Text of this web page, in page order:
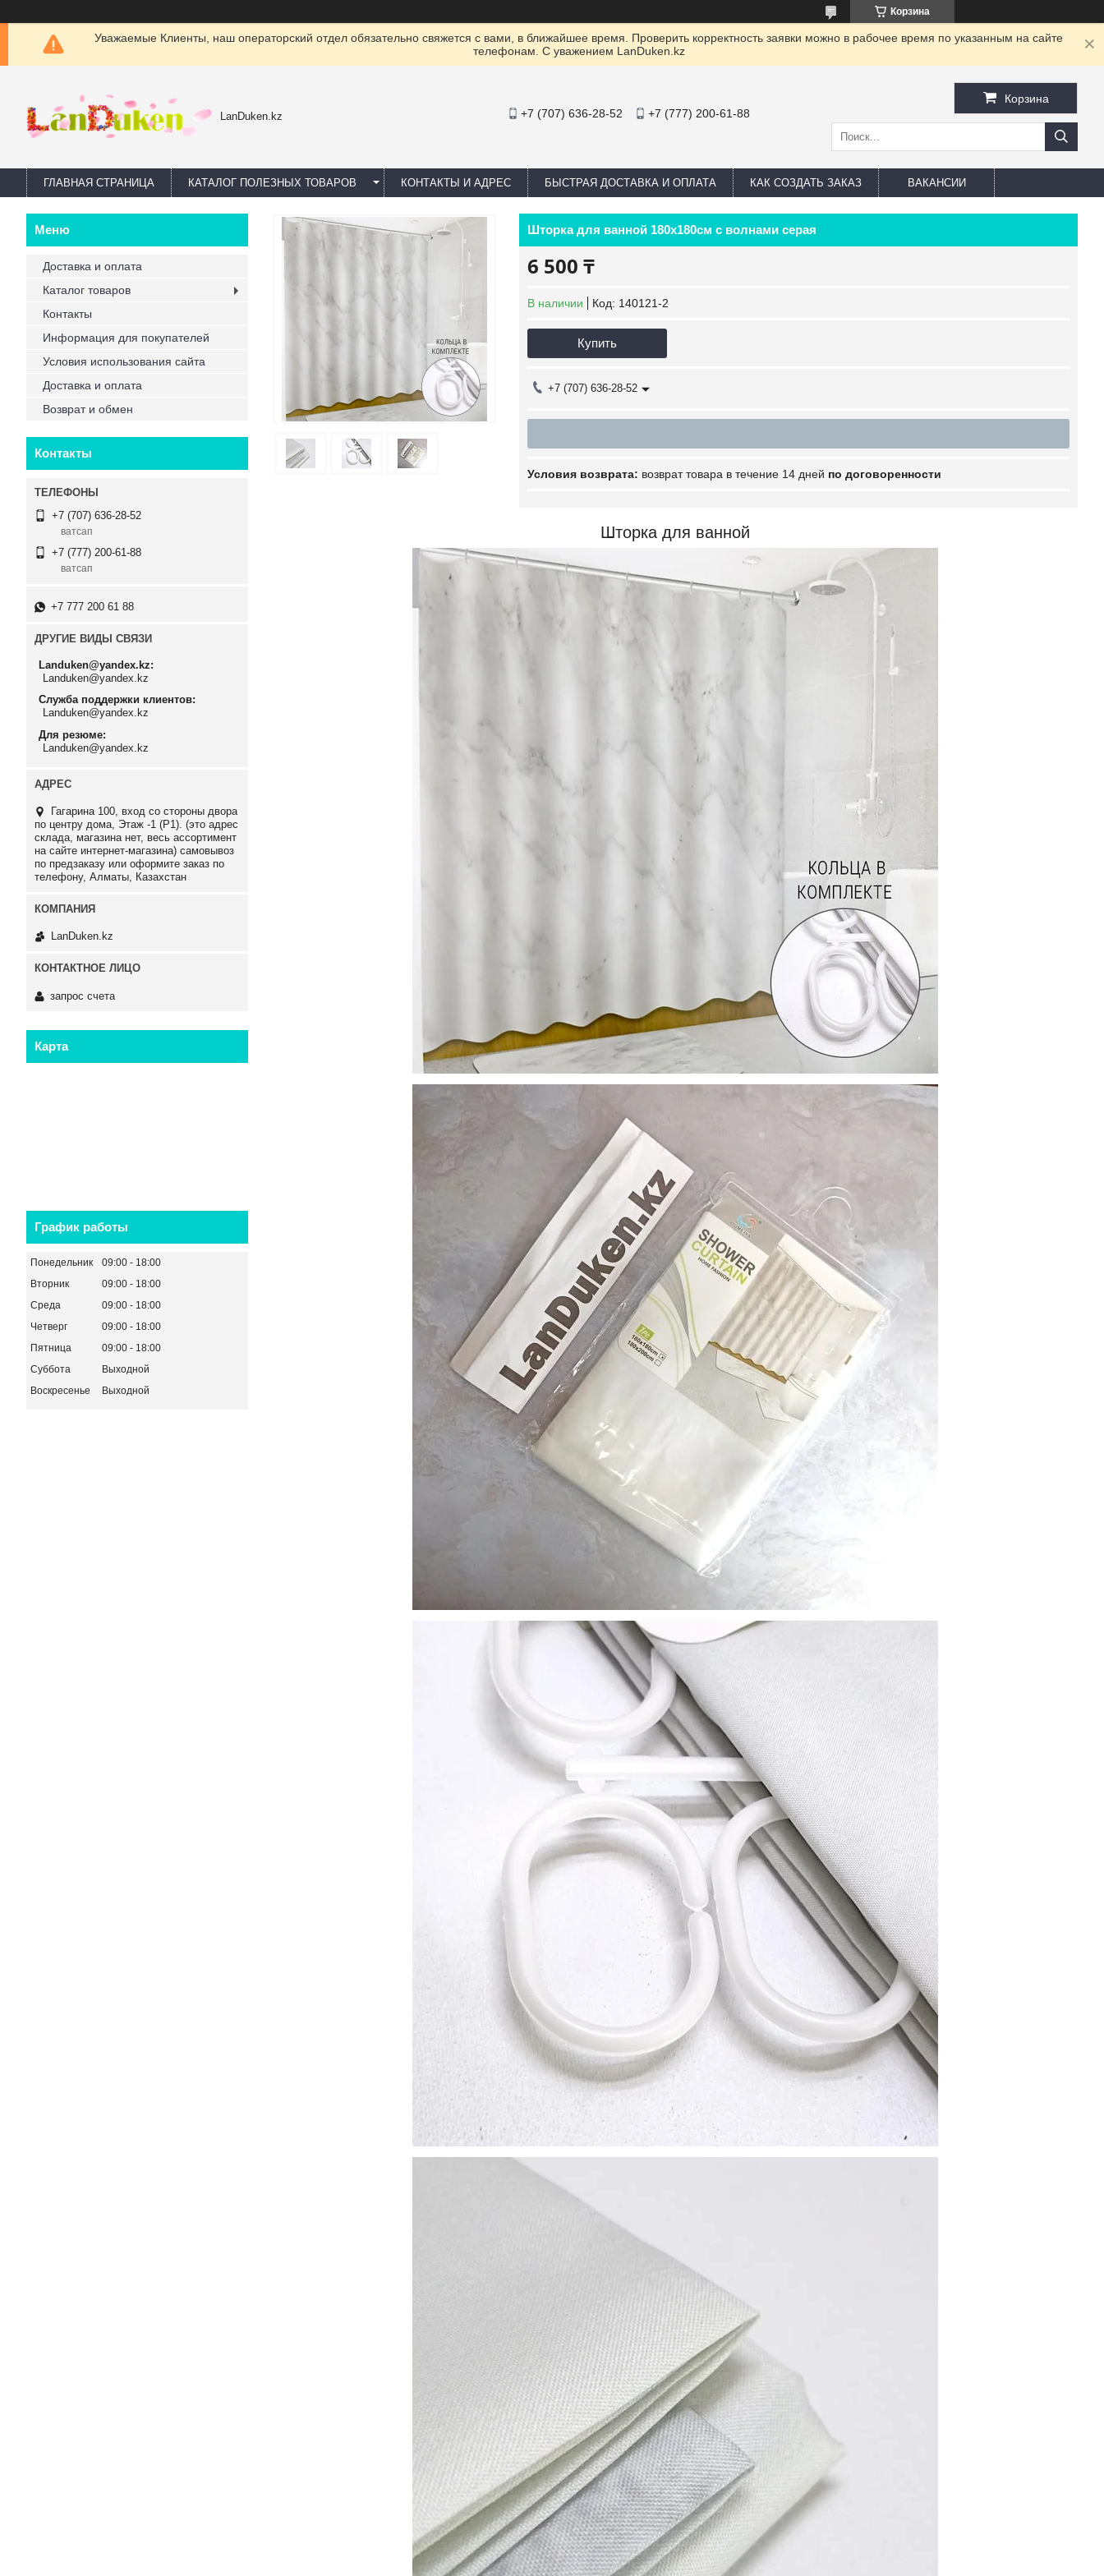
Корзина
Уважаемые Клиенты, наш операторский отдел обязательно свяжется с вами, в ближайшее время. Проверить корректность заявки можно в рабочее время по указанным на сайте
телефонам. С уважением LanDuken.kz
LanDuken.kz +7 (707) 636-28-52 +7 (777) 200-61-88
Корзина
ГЛАВНАЯ СТРАНИЦА КАТАЛОГ ПОЛЕЗНЫХ ТОВАРОВ КОНТАКТЫ И АДРЕС БЫСТРАЯ ДОСТАВКА И ОПЛАТА КАК СОЗДАТЬ ЗАКАЗ ВАКАНСИИ
Шторка для ванной 180х180см с волнами серая
6 500 ₸
В наличии Код: 140121-2
Купить
+7 (707) 636-28-52
возврат товара в течение 14 дней по договоренности
Шторка для ванной
Доставка и оплата
Каталог товаров
Контакты
Информация для покупателей
Условия использования сайта
Доставка и оплата
Возврат и обмен
Контакты
+7 (707) 636-28-52
ватсап
+7 (777) 200-61-88
ватсап
+7 777 200 61 88
ДРУГИЕ ВИДЫ СВЯЗИ
Landuken@yandex.kz
Landuken@yandex.kz
Служба поддержки клиентов
Landuken@yandex.kz
Для резюме
Landuken@yandex.kz
Гагарина 100, вход со стороны двора
по центру дома, Этаж -1 (P1). (это адрес
склада, магазина нет, весь ассортимент
на сайте интернет-магазина) самовывоз
по предзаказу или оформите заказ по
телефону, Алматы, Казахстан
LanDuken.kz
запрос счета
Карта
График работы
Понедельник 09:00
18:00
Вторник
09:00
18:00
Среда
09:00
18:00
Четверг
09:00
18:00
Пятница
09:00
18:00
Суббота
Выходной
Воскресенье
Выходной